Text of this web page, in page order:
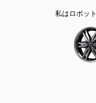
私はロボッ